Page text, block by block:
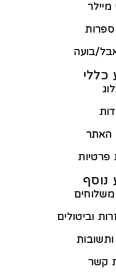
מיילר
ספרות
בועה
כללי
האתר
פרטיות
נוסף
משלוחים
וביטולים
קשר